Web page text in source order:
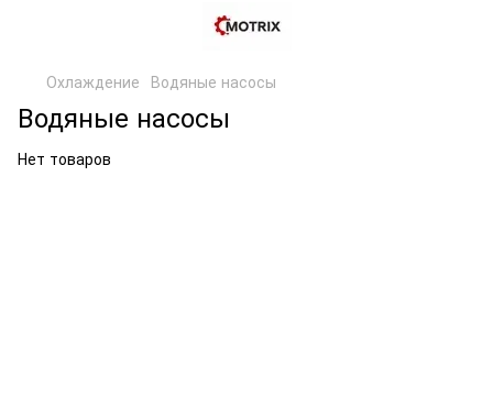
Охлаждение Водяные насосы
Водяные насосы
Нет товаров